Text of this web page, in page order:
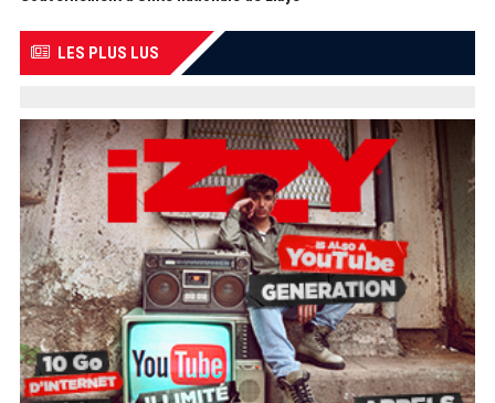
LES PLUS LUS